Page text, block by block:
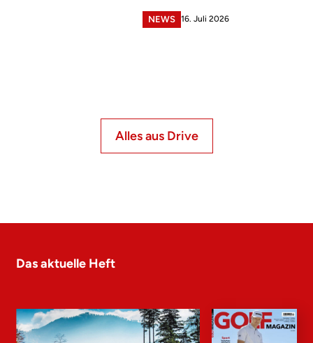
NEWS 16. Juli 2026
Alles aus Drive
Das aktuelle Heft